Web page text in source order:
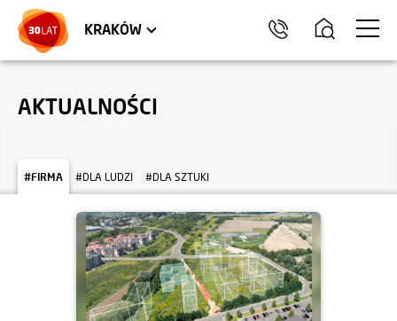
KRAKÓW
TRÓJMIASTO
LOKALE USŁUGOWE
AKTUALNOŚCI
#FIRMA #DLA LUDZI #DLA SZTUKI